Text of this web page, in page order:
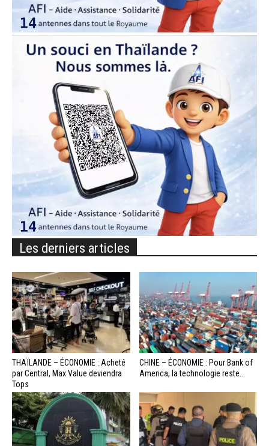
Les derniers articles
THAÏLANDE – ÉCONOMIE : Acheté
par Central, Max Value deviendra
Tops
CHINE – ÉCONOMIE : Pour Bank of
America, la technologie reste...